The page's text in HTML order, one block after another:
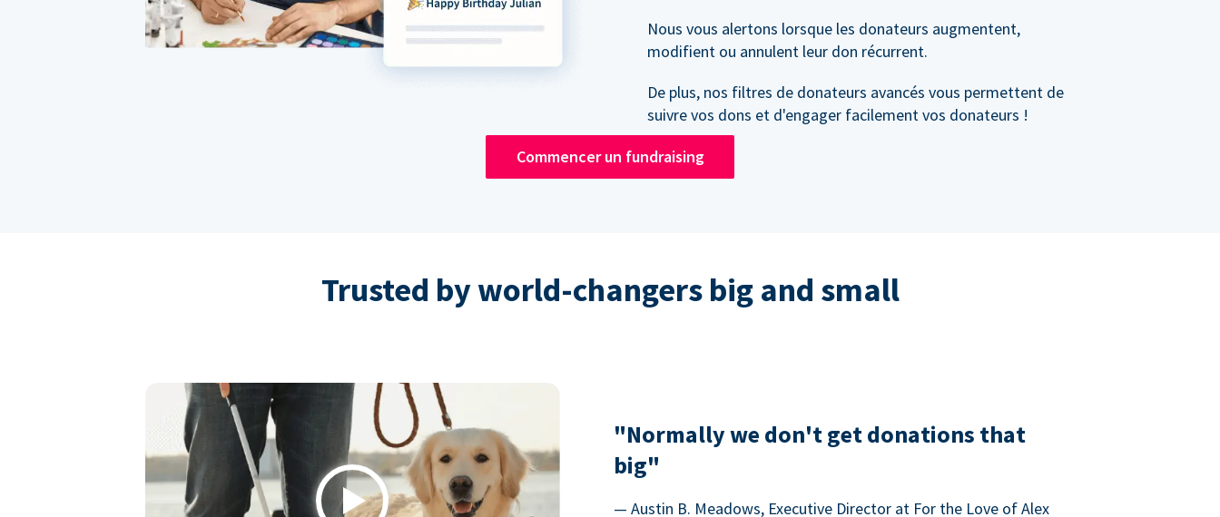
Nous vous alertons lorsque les donateurs augmentent,
modifient ou annulent leur don récurrent.
De plus, nos filtres de donateurs avancés vous permettent de
suivre vos dons et d'engager facilement vos donateurs !
Commencer un fundraising
Trusted by world-changers big and small
Play
"Normally we don't get donations that
big"
— Austin B. Meadows, Executive Director at For the Love of Alex